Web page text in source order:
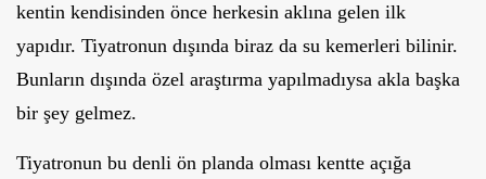
kentin kendisinden önce herkesin aklına gelen ilk
yapıdır. Tiyatronun dışında biraz da su kemerleri bilinir.
Bunların dışında özel araştırma yapılmadıysa akla başka
bir şey gelmez.
Tiyatronun bu denli ön planda olması kentte açığa